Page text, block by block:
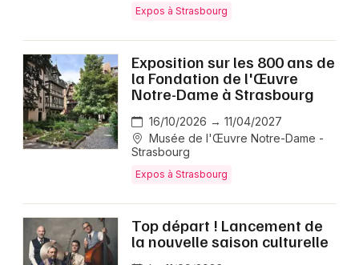
Expos à Strasbourg
Exposition sur les 800 ans de
la Fondation de l'Œuvre
Notre-Dame à Strasbourg
16/10/2026 → 11/04/2027
Musée de l'Œuvre Notre-Dame -
Strasbourg
Expos à Strasbourg
Top départ ! Lancement de
la nouvelle saison culturelle